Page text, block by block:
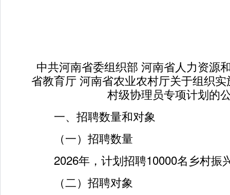
中共河南省委组织部 河南省人力资源
省教育厅 河南省农业农村厅关于组织
村级协理员专项计划的
一、招聘数量和对象
（一）招聘数量
2026年，计划招聘10000名乡村振
（二）招聘对象